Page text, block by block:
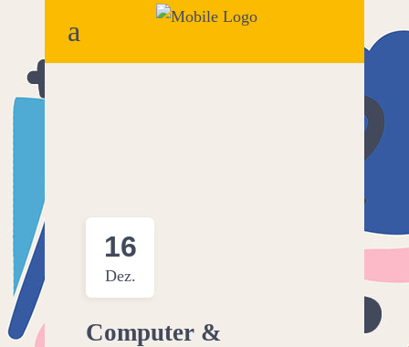
16
Dez.
Computer &